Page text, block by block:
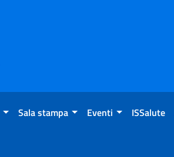
Sala stampa Eventi ISSalute